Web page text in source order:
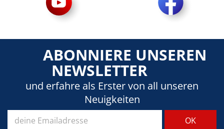
ABONNIERE UNSEREN
NEWSLETTER
und erfahre als Erster von all unseren
Neuigkeiten